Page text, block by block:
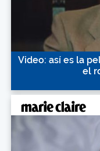
Video: así es la
el